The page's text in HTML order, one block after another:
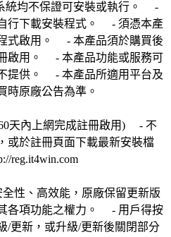
統均不保證可安裝或執行。 -
行下載安裝程式。 - 須憑本產
式啟用。 - 本產品須於購買後
啟用。 - 本產品功能或服務可
提供。 - 本產品所適用平台及
時原廠公告為準。
天內上網完成註冊啟用) - 不
或於註冊頁面下載最新安裝檔
reg.it4win.com
性、高效能，原廠保留更新版
各項功能之權力。 - 用戶得按
/更新，或升級/更新後關閉部分